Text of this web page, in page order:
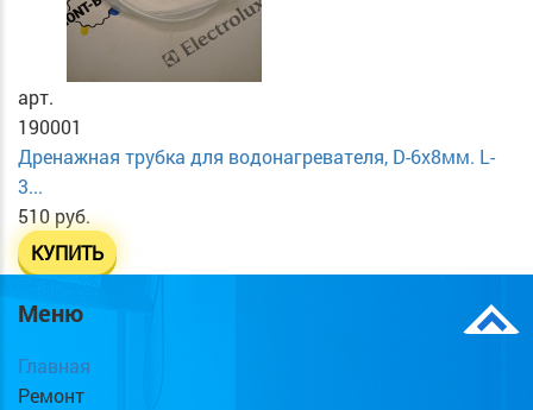
арт.
190001
Дренажная трубка для водонагревателя, D-6х8мм. L-
3...
510 руб.
КУПИТЬ
Меню
Главная
Ремонт